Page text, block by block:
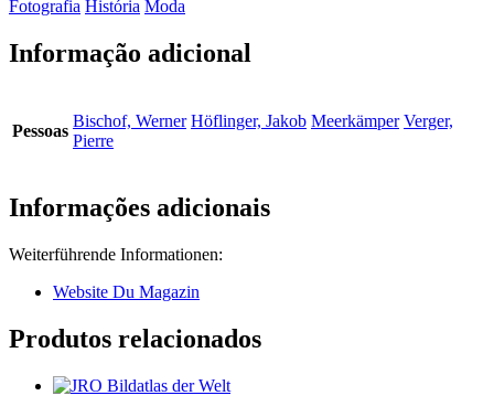
Fotografia História Moda
Informação adicional
Pessoas
Bischof, Werner Höflinger, Jakob Meerkämper Verger,
Pierre
Informações adicionais
Weiterführende Informationen:
Website Du Magazin
Produtos relacionados